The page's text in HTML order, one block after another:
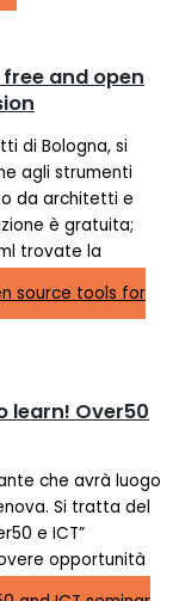
and open
di Bologna, si
agli strumenti
da architetti e
è gratuita;
trovate la
source tools for
learn! Over50
che avrà luogo
Si tratta del
e ICT”
opportunità